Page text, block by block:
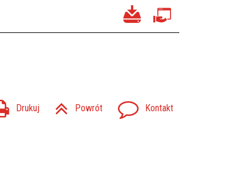
Drukuj Powrót Kontakt